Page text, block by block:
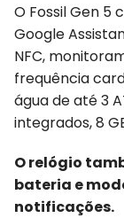
O Fossil Gen 5
Google
NFC,
frequência
água de até 3
integrados, 8
O relógio
bateria e
notificações.